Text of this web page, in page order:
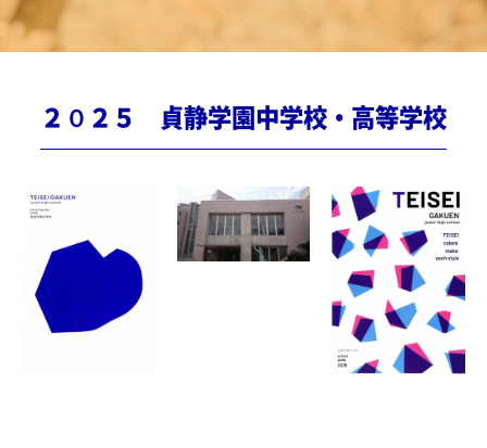
２０２５ 貞静学園中学校・高等学校